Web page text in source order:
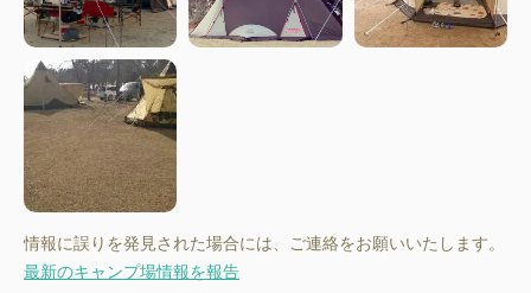
情報に誤りを発見された場合には、ご連絡をお願いいたします。
最新のキャンプ場情報を報告